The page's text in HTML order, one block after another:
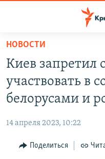
Вернуться
основному
содержанию
Вернутся
главной
навигации
Вернутся
СПЕЦПРОЕКТЫ
11 ЛЕТ ОККУПАЦИИ
ВОДА
ЕЩЕ
ИНТЕРАКТИВ
РАДІО СВОБОДА
НОВОСТИ
Киев запретил
участвовать в
белорусами и
14 апреля 2023, 10:22
Поделиться